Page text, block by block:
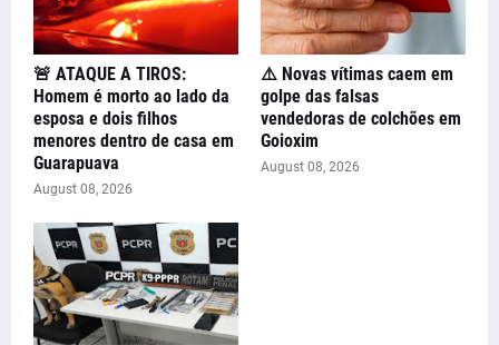
🚨 ATAQUE A TIROS:
Homem é morto ao lado da
esposa e dois filhos
menores dentro de casa em
Guarapuava
August 08, 2026
⚠️ Novas vítimas caem em
golpe das falsas
vendedoras de colchões em
Goioxim
August 08, 2026